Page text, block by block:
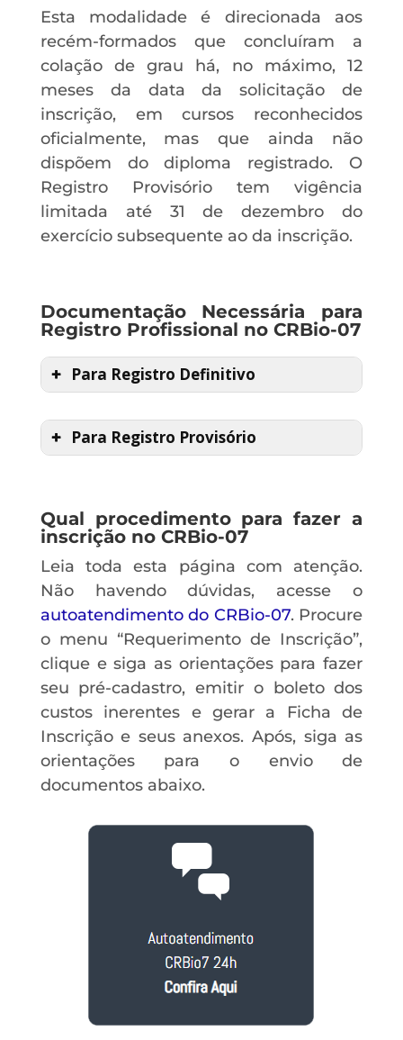
Esta modalidade é direcionada aos
recém-formados que concluíram a
colação de grau há, no máximo, 12
meses da data da solicitação de
inscrição, em cursos reconhecidos
oficialmente, mas que ainda não
dispõem do diploma registrado. O
Registro Provisório tem vigência
limitada até 31 de dezembro do
exercício subsequente ao da inscrição.
Documentação Necessária para
Registro Profissional no CRBio-07
Para Registro Definitivo
Para Registro Provisório
Qual procedimento para fazer a
inscrição no CRBio-07
Leia toda esta página com atenção.
Não havendo dúvidas, acesse o
autoatendimento do CRBio-07. Procure
o menu “Requerimento de Inscrição”,
clique e siga as orientações para fazer
seu pré-cadastro, emitir o boleto dos
custos inerentes e gerar a Ficha de
Inscrição e seus anexos. Após, siga as
orientações para o envio de
documentos abaixo.